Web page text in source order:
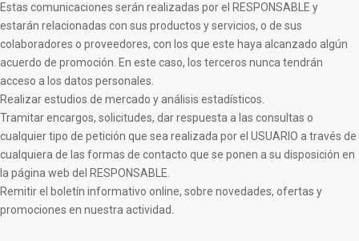
Estas comunicaciones serán realizadas por el RESPONSABLE y
estarán relacionadas con sus productos y servicios, o de sus
colaboradores o proveedores, con los que este haya alcanzado algún
acuerdo de promoción. En este caso, los terceros nunca tendrán
acceso a los datos personales.
Realizar estudios de mercado y análisis estadísticos.
Tramitar encargos, solicitudes, dar respuesta a las consultas o
cualquier tipo de petición que sea realizada por el USUARIO a través de
cualquiera de las formas de contacto que se ponen a su disposición en
la página web del RESPONSABLE.
Remitir el boletín informativo online, sobre novedades, ofertas y
promociones en nuestra actividad.